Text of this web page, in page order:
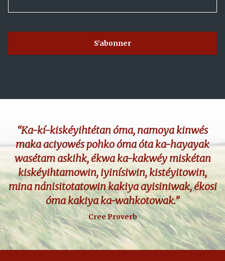
“Ka-kí-kiskéyihtétan óma, namoya kinwés
maka aciyowés pohko óma óta ka-hayayak
wasétam askihk, ékwa ka-kakwéy miskétan
kiskéyihtamowin, iyinísiwin, kistéyitowin,
mina nánisitotatowin kakiya ayisiniwak, ékosi
óma kakiya ka-wahkotowak.”
Cree Proverb